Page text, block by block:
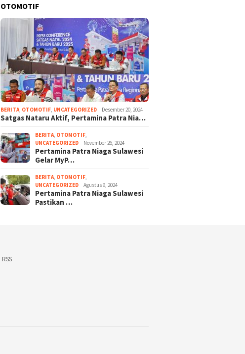
OTOMOTIF
BERITA OTOMOTIF UNCATEGORIZED Desember 20, 2024
Satgas Nataru Aktif, Pertamina Patra Nia…
BERITA OTOMOTIF
UNCATEGORIZED
November 26, 2024
Pertamina Patra Niaga Sulawesi
Gelar MyP…
BERITA OTOMOTIF
UNCATEGORIZED
Agustus 9, 2024
Pertamina Patra Niaga Sulawesi
Pastikan …
RSS